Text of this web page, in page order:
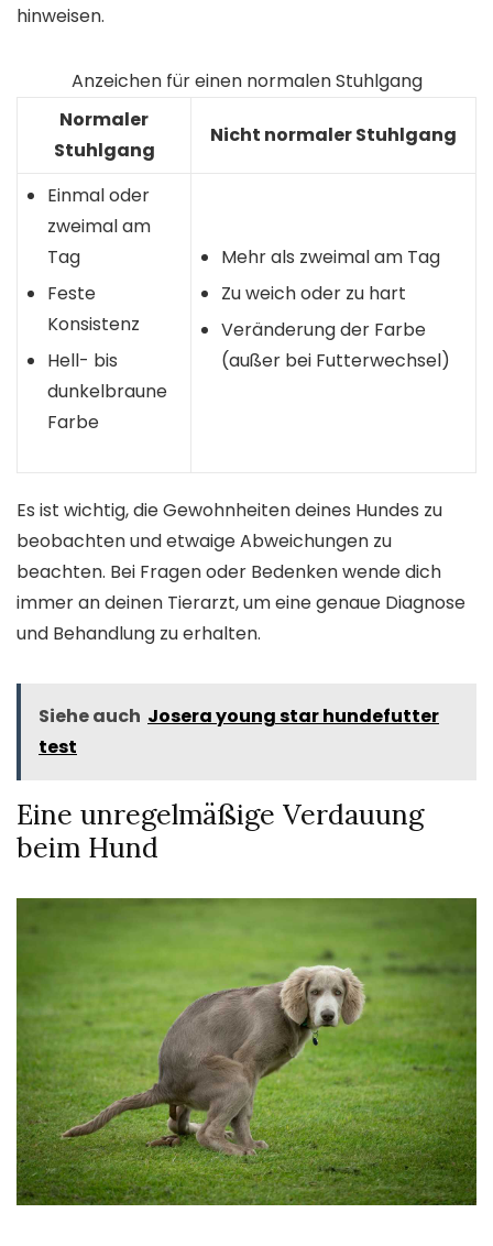
hinweisen.
Anzeichen für einen normalen Stuhlgang
Normaler
Stuhlgang
Nicht normaler Stuhlgang
Einmal oder
zweimal am
Tag
Feste
Konsistenz
Hell- bis
dunkelbraune
Farbe
Mehr als zweimal am Tag
Zu weich oder zu hart
Veränderung der Farbe
(außer bei Futterwechsel)
Es ist wichtig, die Gewohnheiten deines Hundes zu
beobachten und etwaige Abweichungen zu
beachten. Bei Fragen oder Bedenken wende dich
immer an deinen Tierarzt, um eine genaue Diagnose
und Behandlung zu erhalten.
Siehe auch Josera young star hundefutter
test
Eine unregelmäßige Verdauung
beim Hund